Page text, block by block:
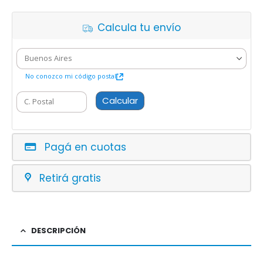
Calcula tu envío
No conozco mi código postal
Calcular
Pagá en cuotas
Retirá gratis
DESCRIPCIÓN